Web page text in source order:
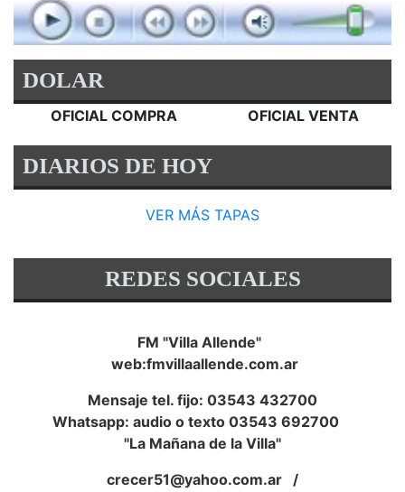
DOLAR
OFICIAL COMPRA OFICIAL VENTA
DIARIOS DE HOY
VER MÁS TAPAS
REDES SOCIALES
FM "Villa Allende"
web:fmvillaallende.com.ar
Mensaje tel. fijo: 03543 432700
Whatsapp: audio o texto 03543 692700
"La Mañana de la Villa"
crecer51@yahoo.com.ar /